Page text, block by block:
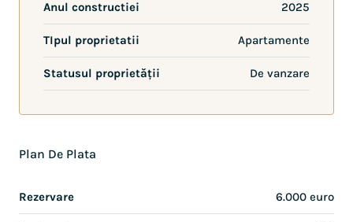
Anul constructiei 2025
TIpul proprietatii Apartamente
Statusul proprietății De vanzare
Plan De Plata
Rezervare 6.000 euro